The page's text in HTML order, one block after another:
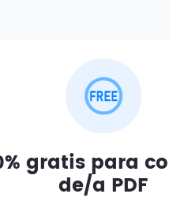
gratis para
de/a PDF